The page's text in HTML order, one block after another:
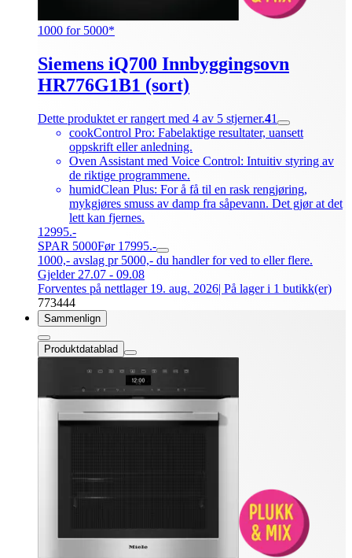
1000 for 5000*
Siemens iQ700 Innbyggingsovn
HR776G1B1 (sort)
Dette produktet er rangert med 4 av 5 stjerner.41
cookControl Pro: Fabelaktige resultater, uansett
oppskrift eller anledning.
Oven Assistant med Voice Control: Intuitiv styring av
de riktige programmene.
humidClean Plus: For å få til en rask rengjøring,
mykgjøres smuss av damp fra såpevann. Det gjør at det
lett kan fjernes.
12995.-
SPAR 5000Før 17995.-
1000,- avslag pr 5000,- du handler for ved to eller flere.
Gjelder 27.07 - 09.08
Forventes på nettlager 19. aug. 2026| På lager i 1 butikk(er)
773444
Sammenlign
Produktdatablad